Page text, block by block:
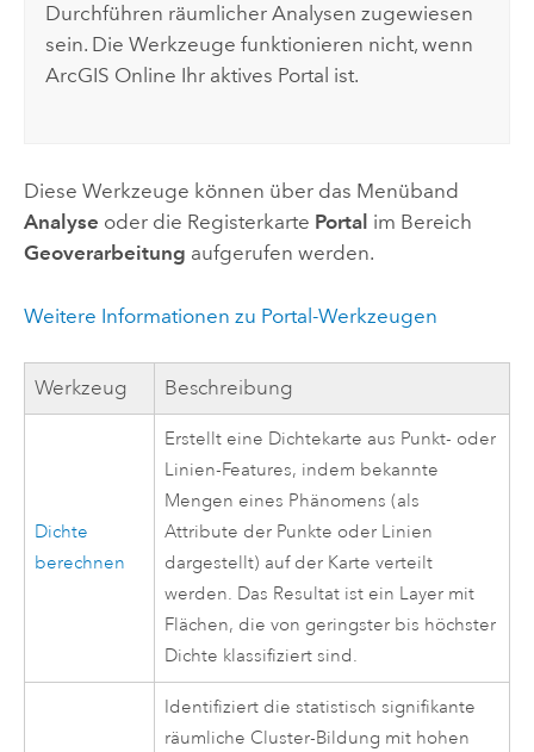
Durchführen räumlicher Analysen zugewiesen
sein. Die Werkzeuge funktionieren nicht, wenn
ArcGIS Online Ihr aktives Portal ist.
Diese Werkzeuge können über das Menüband
Analyse oder die Registerkarte Portal im Bereich
Geoverarbeitung aufgerufen werden.
Weitere Informationen zu Portal-Werkzeugen
Werkzeug Beschreibung
Dichte
berechnen
Erstellt eine Dichtekarte aus Punkt- oder
Linien-Features, indem bekannte
Mengen eines Phänomens (als
Attribute der Punkte oder Linien
dargestellt) auf der Karte verteilt
werden. Das Resultat ist ein Layer mit
Flächen, die von geringster bis höchster
Dichte klassifiziert sind.
Identifiziert die statistisch signifikante
räumliche Cluster-Bildung mit hohen